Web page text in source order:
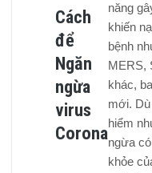
Cách
để
Ngăn
ngừa
virus
Corona
năng
khiến
bệnh
MERS,
khác,
mới.
hiểm
ngừa
khỏe